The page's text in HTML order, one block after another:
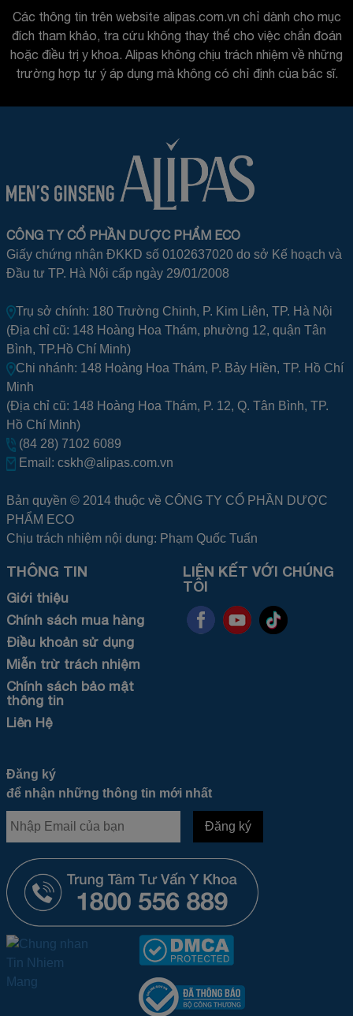
Các thông tin trên website alipas.com.vn chỉ dành cho mục
đích tham khảo, tra cứu không thay thế cho việc chẩn đoán
hoặc điều trị y khoa. Alipas không chịu trách nhiệm về những
trường hợp tự ý áp dụng mà không có chỉ định của bác sĩ.
CÔNG TY CỔ PHẦN DƯỢC PHẨM ECO
Giấy chứng nhận ĐKKD số 0102637020 do sở Kế hoạch và
Đầu tư TP. Hà Nội cấp ngày 29/01/2008
Trụ sở chính: 180 Trường Chinh, P. Kim Liên, TP. Hà Nội
(Địa chỉ cũ: 148 Hoàng Hoa Thám, phường 12, quận Tân
Bình, TP.Hồ Chí Minh)
Chi nhánh: 148 Hoàng Hoa Thám, P. Bảy Hiền, TP. Hồ Chí
Minh
(Địa chỉ cũ: 148 Hoàng Hoa Thám, P. 12, Q. Tân Bình, TP.
Hồ Chí Minh)
(84 28) 7102 6089
Email: cskh@alipas.com.vn
Bản quyền © 2014 thuộc về CÔNG TY CỔ PHẦN DƯỢC
PHẨM ECO
Chịu trách nhiệm nội dung: Phạm Quốc Tuấn
THÔNG TIN
Giới thiệu
Chính sách mua hàng
Điều khoản sử dụng
Miễn trừ trách nhiệm
Chính sách bảo mật
thông tin
Liên Hệ
LIÊN KẾT VỚI CHÚNG
TÔI
Đăng ký
để nhận những thông tin mới nhất